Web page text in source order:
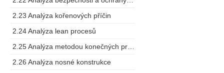
2.23 Analýza kořenových příčin
2.24 Analýza lean procesů
2.26 Analýza nosné konstrukce